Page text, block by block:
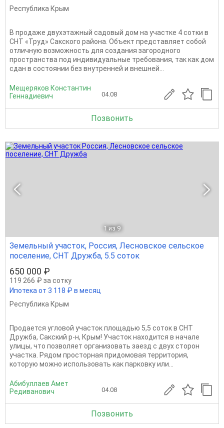
Республика Крым
В продаже двухэтажный садовый дом на участке 4 сотки в
СНТ «Труд» Сакского района. Объект представляет собой
отличную возможность для создания загородного
пространства под индивидуальные требования, так как дом
сдан в состоянии без внутренней и внешней...
Мещеряков Константин
Геннадиевич
04.08
Позвонить
1 из 9
Земельный участок, Россия, Лесновское сельское
поселение, СНТ Дружба, 5.5 соток
650 000 ₽
119 266 ₽ за сотку
Ипотека от 3 118 ₽ в месяц
Республика Крым
Продается угловой участок площадью 5,5 соток в СНТ
Дружба, Сакский р-н, Крым! Участок находится в начале
улицы, что позволяет организовать заезд с двух сторон
участка. Рядом просторная придомовая территория,
которую можно использовать как парковку или...
Абибуллаев Амет
Редиванович
04.08
Позвонить